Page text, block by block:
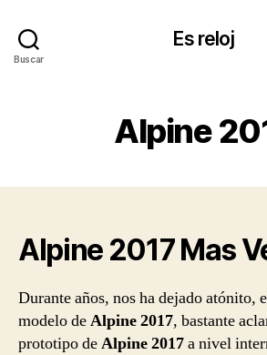
Buscar
Es reloj
Alpine
Alpine 2017 Mas
Durante años, nos ha dejado atónito,
modelo deAlpine 2017, bastante
prototipo deAlpine 2017a nivel